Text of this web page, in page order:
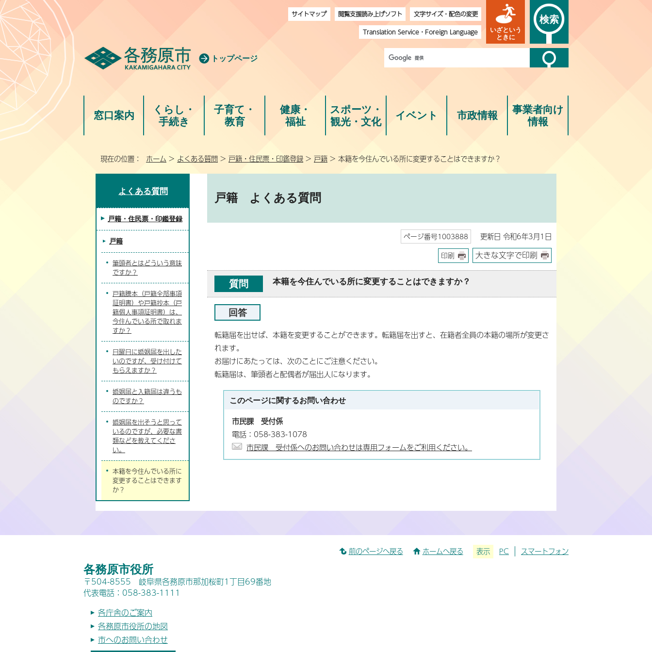
トップページ
サイトマップ 閲覧支援読み上げソフト
文字サイズ・配色の変更
Translation Service・ Foreign Language
いざという
ときに
検索
窓口案内
くらし・
手続き
子育て・
教育
健康・
福祉
スポーツ・
観光・文化
イベント 市政情報
事業者向け
情報
現在の位置： ホーム > よくある質問 > 戸籍・住民票・印鑑登録 > 戸籍 > 本籍を今住んでいる所に変更することはできますか？
戸籍 よくある質問
ページ番号1003888 更新日 令和6年3月1日
印刷 大きな文字で印刷
質問 本籍を今住んでいる所に変更することはできますか？
回答
転籍届を出せば、本籍を変更することができます。転籍届を出すと、在籍者全員の本籍の場所が変更さ
れます。
お届けにあたっては、次のことにご注意ください。
転籍届は、筆頭者と配偶者が届出人になります。
このページに関するお問い合わせ
市民課 受付係
電話：058-383-1078
市民課 受付係へのお問い合わせは専用フォームをご利用ください。
よくある質問
戸籍・住民票・印鑑登録
戸籍
筆頭者とはどういう意味
ですか？
戸籍謄本（戸籍全部事項
証明書）や戸籍抄本（戸
籍個人事項証明書）は、
今住んでいる所で取れま
すか？
日曜日に婚姻届を出した
いのですが、受け付けて
もらえますか？
婚姻届と入籍届は違うも
のですか？
婚姻届を出そうと思って
いるのですが、必要な書
類などを教えてくださ
い。
本籍を今住んでいる所に
変更することはできます
か？
前のページへ戻る ホームへ戻る 表示 PC スマートフォン
各務原市役所
〒504-8555 岐阜県各務原市那加桜町1丁目69番地
代表電話：058-383-1111
各庁舎のご案内
各務原市役所の地図
市へのお問い合わせ